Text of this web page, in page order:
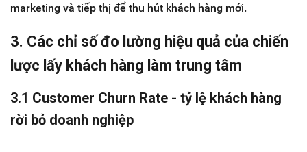
marketing và tiếp thị để thu hút khách hàng mới.
3. Các chỉ số đo lường hiệu quả của chiến
lược lấy khách hàng làm trung tâm
3.1 Customer Churn Rate - tỷ lệ khách hàng
rời bỏ doanh nghiệp